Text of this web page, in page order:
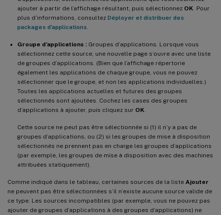
ajouter à partir de l’affichage résultant, puis sélectionnez OK . Pour
plus d’informations, consultez Déployer et distribuer des
packages d’applications
Groupe d’applications : Groupes d’applications. Lorsque vous
sélectionnez cette source, une nouvelle page s’ouvre avec une liste
de groupes d’applications. (Bien que l’affichage répertorie
également les applications de chaque groupe, vous ne pouvez
sélectionner que le groupe, et non les applications individuelles.)
Toutes les applications actuelles et futures des groupes
sélectionnés sont ajoutées. Cochez les cases des groupes
d’applications à ajouter, puis cliquez sur OK
Cette source ne peut pas être sélectionnée si (1) il n’y a pas de
groupes d’applications, ou (2) si les groupes de mise à disposition
sélectionnés ne prennent pas en charge les groupes d’applications
(par exemple, les groupes de mise à disposition avec des machines
attribuées statiquement).
Comme indiqué dans le tableau, certaines sources de la liste Ajouter
ne peuvent pas être sélectionnées s’il n’existe aucune source valide de
ce type. Les sources incompatibles (par exemple, vous ne pouvez pas
ajouter de groupes d’applications à des groupes d’applications) ne